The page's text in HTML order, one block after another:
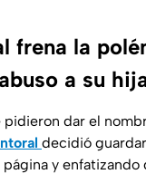
frena la
a su
pidieron dar el
decidió
y enfatizando